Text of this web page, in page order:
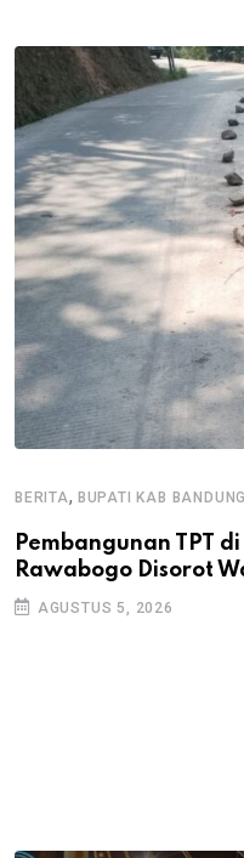
BERITA, BUPATI KAB BANDUNG
Pembangunan TPT
Rawabogo Disorot
AGUSTUS 5, 2026